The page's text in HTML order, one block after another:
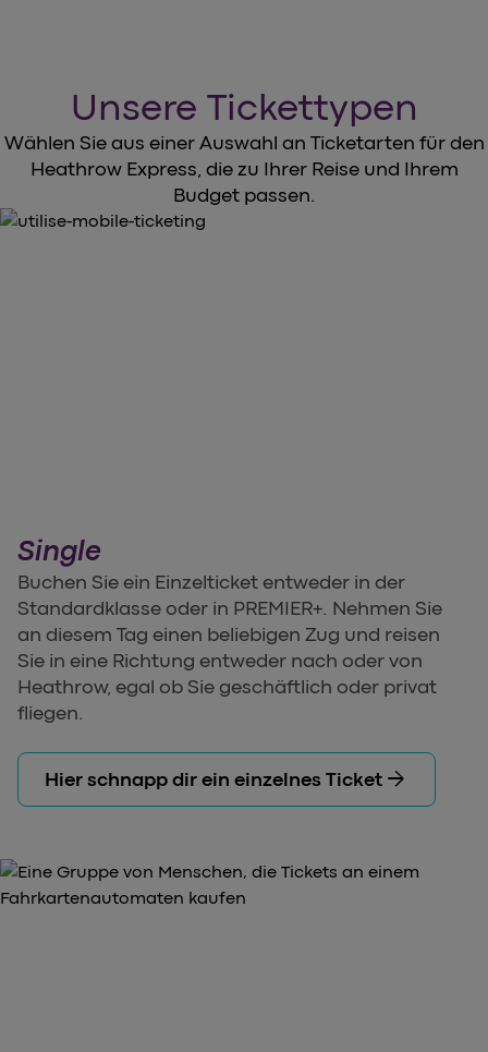
Unsere Tickettypen
Wählen Sie aus einer Auswahl an Ticketarten für den
Heathrow Express, die zu Ihrer Reise und Ihrem
Budget passen.
Single
Buchen Sie ein Einzelticket entweder in der
Standardklasse oder in PREMIER+. Nehmen Sie
an diesem Tag einen beliebigen Zug und reisen
Sie in eine Richtung entweder nach oder von
Heathrow, egal ob Sie geschäftlich oder privat
fliegen.
Hier schnapp dir ein einzelnes Ticket arrow_forward